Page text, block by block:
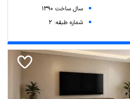
سال ساخت 1390
شماره طبقه: 2